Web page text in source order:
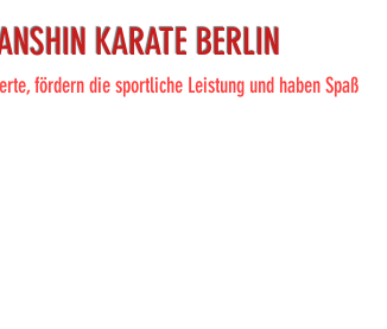
KARATE BERLIN
fördern die sportliche Leistung und haben Spaß